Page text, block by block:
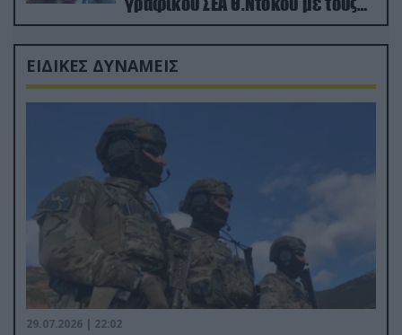
Ρώσους φαρσέρ
ΕΙΔΙΚΕΣ ΔΥΝΑΜΕΙΣ
29.07.2026 | 22:02